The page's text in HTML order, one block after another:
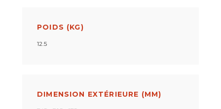
POIDS (KG)
12.5
DIMENSION EXTÉRIEURE (MM)